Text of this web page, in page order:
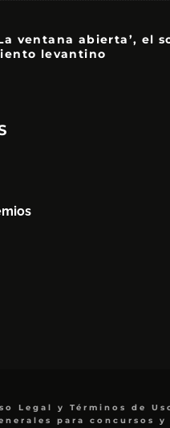
ventana abierta’, el
levantino
Legal y Términos de
para concursos y